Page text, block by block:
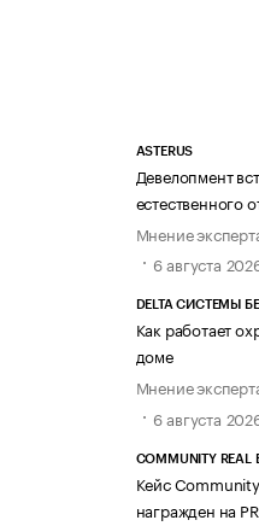
ASTERUS
Девелопмент
естественного
Мнение
6 августа
DELTA СИСТЕМЫ
Как работает
доме
Мнение
6 августа
COMMUNITY REAL
Кейс
награжден на